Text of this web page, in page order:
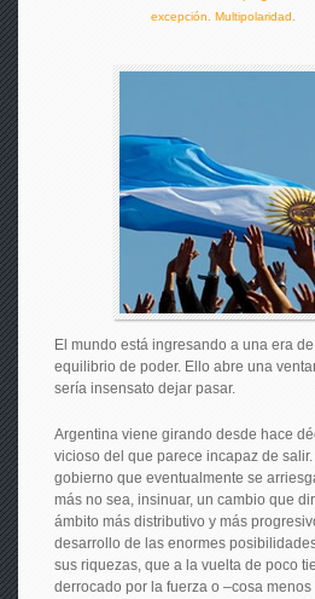
excepción. Multipolaridad.
El mundo está ingresando a una era
equilibrio de poder. Ello abre una
sería insensato dejar pasar.
Argentina viene girando desde hace
vicioso del que parece incapaz de
gobierno que eventualmente se
más no sea, insinuar, un cambio que
ámbito más distributivo y más
desarrollo de las enormes
sus riquezas, que a la vuelta de poco
derrocado por la fuerza o –cosa